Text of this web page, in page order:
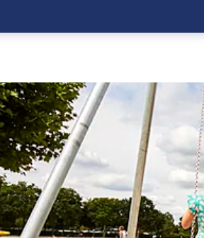
- Kinder Privé Sanitair Plus